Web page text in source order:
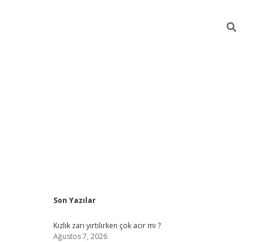
Sidebar
Son Yazılar
Kızlık zarı yırtılırken çok acır mı ?
Ağustos 7, 2026
vdcasino sitesi